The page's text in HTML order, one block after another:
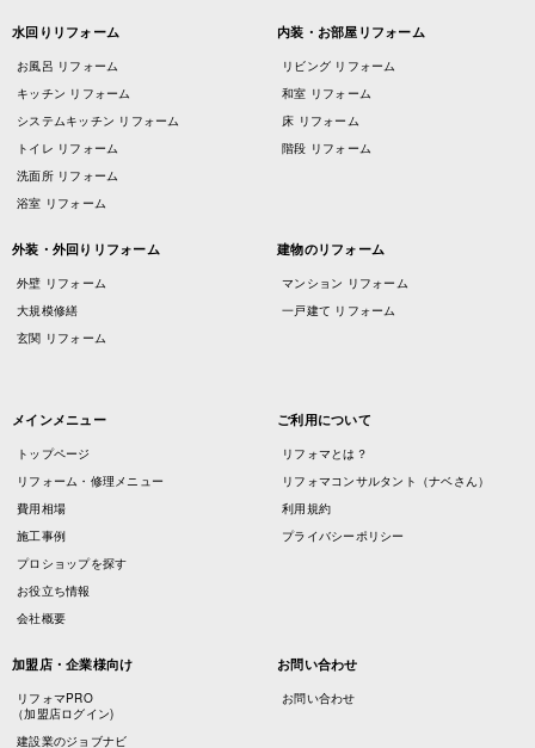
水回りリフォーム
お風呂 リフォーム
キッチン リフォーム
システムキッチン リフォーム
トイレ リフォーム
洗面所 リフォーム
浴室 リフォーム
内装・お部屋リフォーム
リビング リフォーム
和室 リフォーム
床 リフォーム
階段 リフォーム
外装・外回りリフォーム
外壁 リフォーム
大規模修繕
玄関 リフォーム
建物のリフォーム
マンション リフォーム
一戸建て リフォーム
メインメニュー
トップページ
リフォーム・修理メニュー
費用相場
施工事例
プロショップを探す
お役立ち情報
会社概要
ご利用について
リフォマとは？
リフォマコンサルタント（ナベさん）
利用規約
プライバシーポリシー
加盟店・企業様向け
リフォマPRO
（加盟店ログイン)
建設業のジョブナビ
お問い合わせ
お問い合わせ